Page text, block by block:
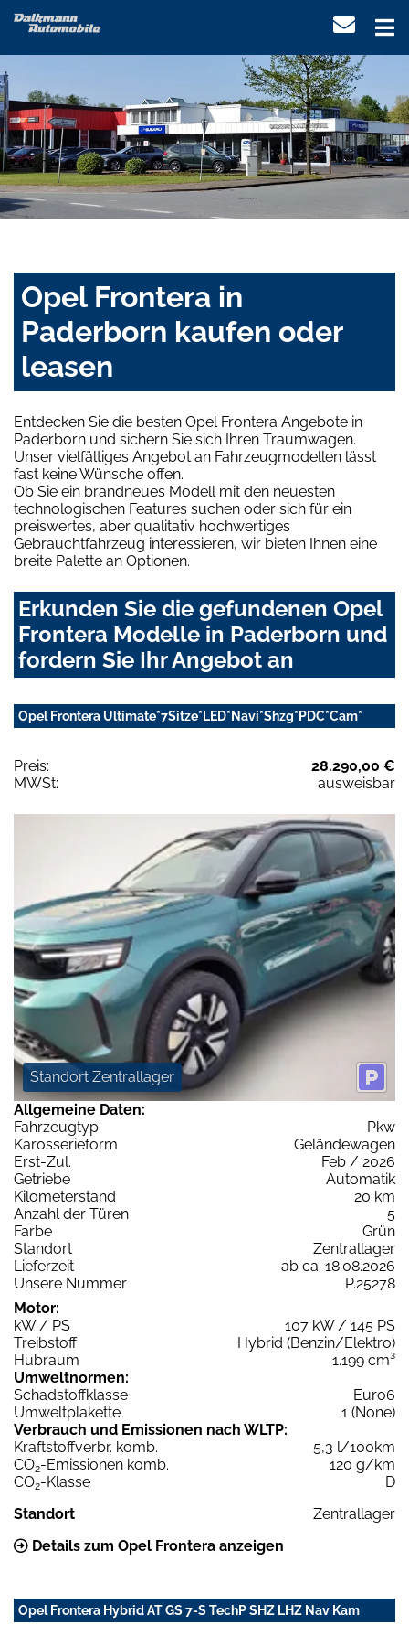
Opel Frontera in
Paderborn kaufen oder
leasen
Entdecken Sie die besten Opel Frontera Angebote in
Paderborn und sichern Sie sich Ihren Traumwagen.
Unser vielfältiges Angebot an Fahrzeugmodellen lässt
fast keine Wünsche offen.
Ob Sie ein brandneues Modell mit den neuesten
technologischen Features suchen oder sich für ein
preiswertes, aber qualitativ hochwertiges
Gebrauchtfahrzeug interessieren, wir bieten Ihnen eine
breite Palette an Optionen.
Erkunden Sie die gefundenen Opel
Frontera Modelle in Paderborn und
fordern Sie Ihr Angebot an
Opel Frontera Ultimate*7Sitze*LED*Navi*Shzg*PDC*Cam*
Preis:
28.290,00 €
MWSt:
ausweisbar
Standort Zentrallager
Allgemeine Daten:
Fahrzeugtyp
Pkw
Karosserieform
Geländewagen
Erst-Zul.
Feb / 2026
Getriebe
Automatik
Kilometerstand
20 km
Anzahl der Türen
5
Farbe
Grün
Standort
Zentrallager
Lieferzeit
ab ca. 18.08.2026
Unsere Nummer
P.25278
Motor:
kW / PS
107 kW / 145 PS
Treibstoff
Hybrid (Benzin/Elektro)
Hubraum
1.199 cm³
Umweltnormen:
Schadstoffklasse
Euro6
Umweltplakette
1 (None)
Verbrauch und Emissionen nach WLTP:
Kraftstoffverbr. komb.
5,3 l/100km
CO2-Emissionen komb.
120 g/km
CO2-Klasse
D
Standort
Zentrallager
Details zum Opel Frontera anzeigen
Opel Frontera Hybrid AT GS 7-S TechP SHZ LHZ Nav Kam